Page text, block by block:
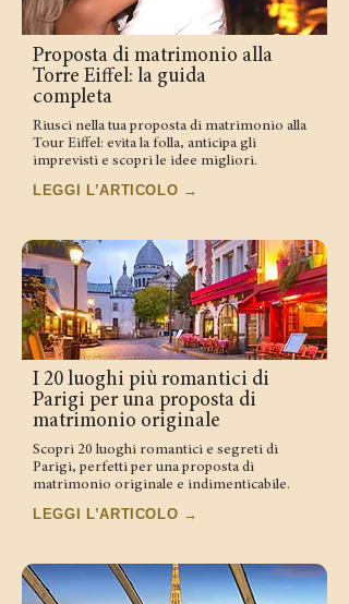
Proposta di matrimonio alla
Torre Eiffel: la guida
completa
Riusci nella tua proposta di matrimonio alla
Tour Eiffel: evita la folla, anticipa gli
imprevisti e scopri le idee migliori.
LEGGI L’ARTICOLO →
I 20 luoghi più romantici di
Parigi per una proposta di
matrimonio originale
Scopri 20 luoghi romantici e segreti di
Parigi, perfetti per una proposta di
matrimonio originale e indimenticabile.
LEGGI L’ARTICOLO →